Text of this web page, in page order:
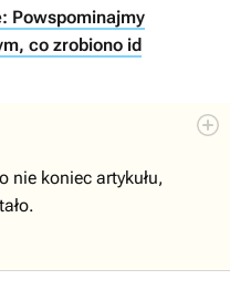
Powspominajmy
co zrobiono id
nie koniec artykułu,